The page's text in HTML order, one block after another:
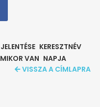
JELENTÉSE KERESZTNÉV
MIKOR VAN NAPJA
VISSZA A CÍMLAPRA